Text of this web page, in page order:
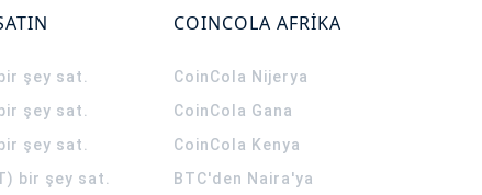
şey sat.
şey sat.
şey sat.
bir şey sat.
COINCOLA AFRİKA
CoinCola Nijerya
CoinCola Gana
CoinCola Kenya
BTC'den Naira'ya